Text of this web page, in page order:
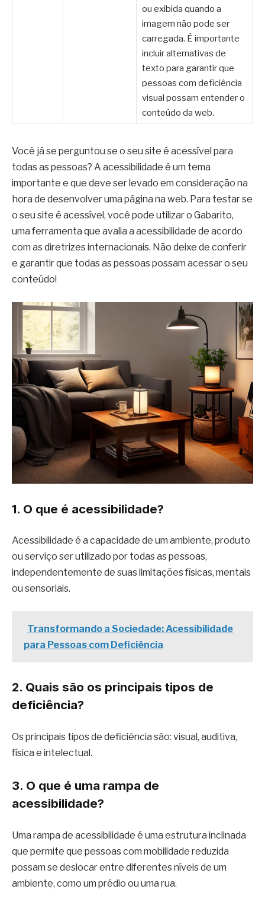
ou exibida quando a
imagem não pode ser
carregada. É importante
incluir alternativas de
texto para garantir que
pessoas com deficiência
visual possam entender o
conteúdo da web.
Você já se perguntou se o seu site é acessível para
todas as pessoas? A acessibilidade é um tema
importante e que deve ser levado em consideração na
hora de desenvolver uma página na web. Para testar se
o seu site é acessível, você pode utilizar o Gabarito,
uma ferramenta que avalia a acessibilidade de acordo
com as diretrizes internacionais. Não deixe de conferir
e garantir que todas as pessoas possam acessar o seu
conteúdo!
1. O que é acessibilidade?
Acessibilidade é a capacidade de um ambiente, produto
ou serviço ser utilizado por todas as pessoas,
independentemente de suas limitações físicas, mentais
ou sensoriais.
Transformando a Sociedade: Acessibilidade
para Pessoas com Deficiência
2. Quais são os principais tipos de
deficiência?
Os principais tipos de deficiência são: visual, auditiva,
física e intelectual.
3. O que é uma rampa de
acessibilidade?
Uma rampa de acessibilidade é uma estrutura inclinada
que permite que pessoas com mobilidade reduzida
possam se deslocar entre diferentes níveis de um
ambiente, como um prédio ou uma rua.